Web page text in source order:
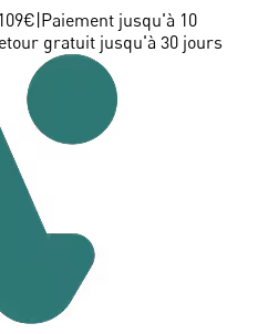
Paiement jusqu'à 10
gratuit jusqu'à 30 jours